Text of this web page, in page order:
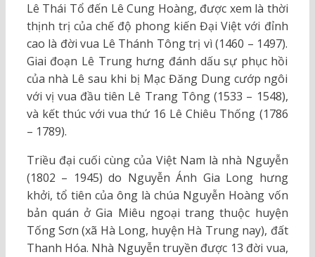
Lê Thái Tổ đến Lê Cung Hoàng, được xem là thời
thịnh trị của chế độ phong kiến Đại Việt với đỉnh
cao là đời vua Lê Thánh Tông trị vì (1460 – 1497).
Giai đoạn Lê Trung hưng đánh dấu sự phục hồi
của nhà Lê sau khi bị Mạc Đăng Dung cướp ngôi
với vị vua đầu tiên Lê Trang Tông (1533 – 1548),
và kết thúc với vua thứ 16 Lê Chiêu Thống (1786
– 1789).
Triều đại cuối cùng của Việt Nam là nhà Nguyễn
(1802 – 1945) do Nguyễn Ánh Gia Long hưng
khởi, tổ tiên của ông là chúa Nguyễn Hoàng vốn
bản quán ở Gia Miêu ngoại trang thuộc huyện
Tống Sơn (xã Hà Long, huyện Hà Trung nay), đất
Thanh Hóa. Nhà Nguyễn truyền được 13 đời vua,